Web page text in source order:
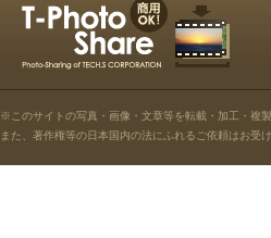
※このサイトの写真・画像・文章等を転載・加工・複
また、著作権等の日本国内の法にふれるご依頼はお受